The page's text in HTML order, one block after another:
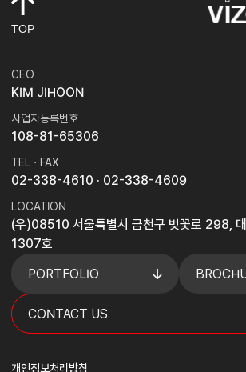
TOP
CEO
KIM JIHOON
사업자등록번호
108-81-65306
TEL · FAX
02-338-4610 · 02-338-4609
LOCATION
(우)08510 서울특별시 금천구 벚꽃로 298,
1307호
PORTFOLIO
CONTACT US
개인정보처리방침